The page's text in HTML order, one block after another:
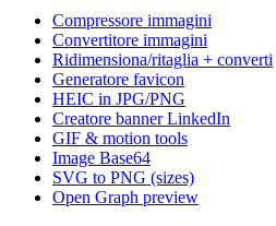
Compressore immagini
Convertitore immagini
Ridimensiona/ritaglia + converti
Generatore favicon
HEIC in JPG/PNG
Creatore banner LinkedIn
GIF & motion tools
Image Base64
SVG to PNG (sizes)
Open Graph preview